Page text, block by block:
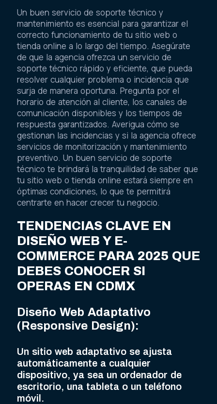
Un buen servicio de soporte técnico y
mantenimiento es esencial para garantizar el
correcto funcionamiento de tu sitio web o
tienda online a lo largo del tiempo. Asegúrate
de que la agencia ofrezca un servicio de
soporte técnico rápido y eficiente, que pueda
resolver cualquier problema o incidencia que
surja de manera oportuna. Pregunta por el
horario de atención al cliente, los canales de
comunicación disponibles y los tiempos de
respuesta garantizados. Averigua cómo se
gestionan las incidencias y si la agencia ofrece
servicios de monitorización y mantenimiento
preventivo. Un buen servicio de soporte
técnico te brindará la tranquilidad de saber que
tu sitio web o tienda online estará siempre en
óptimas condiciones, lo que te permitirá
centrarte en hacer crecer tu negocio.
TENDENCIAS CLAVE EN
DISEÑO WEB Y E-
COMMERCE PARA 2025 QUE
DEBES CONOCER SI
OPERAS EN CDMX
Diseño Web Adaptativo
(Responsive Design):
Un sitio web adaptativo se ajusta
automáticamente a cualquier
dispositivo, ya sea un ordenador de
escritorio, una tableta o un teléfono
móvil.